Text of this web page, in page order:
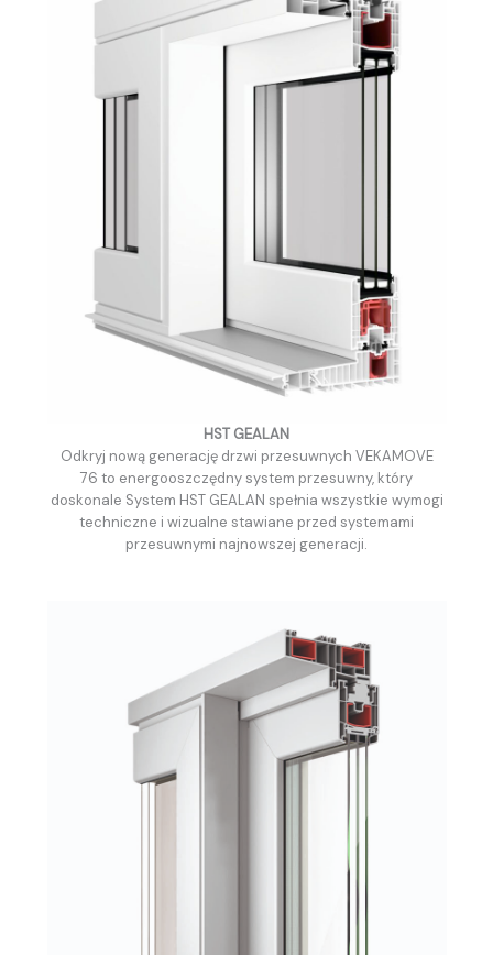
HST GEALAN
Odkryj nową generację drzwi przesuwnych VEKAMOVE
76 to energooszczędny system przesuwny, który
doskonale System HST GEALAN spełnia wszystkie wymogi
techniczne i wizualne stawiane przed systemami
przesuwnymi najnowszej generacji.